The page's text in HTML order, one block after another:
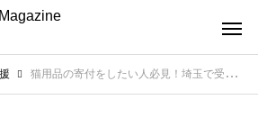
猫用品の寄付をしたい人必見！埼玉で受け入れ可能な施設や団体を紹介